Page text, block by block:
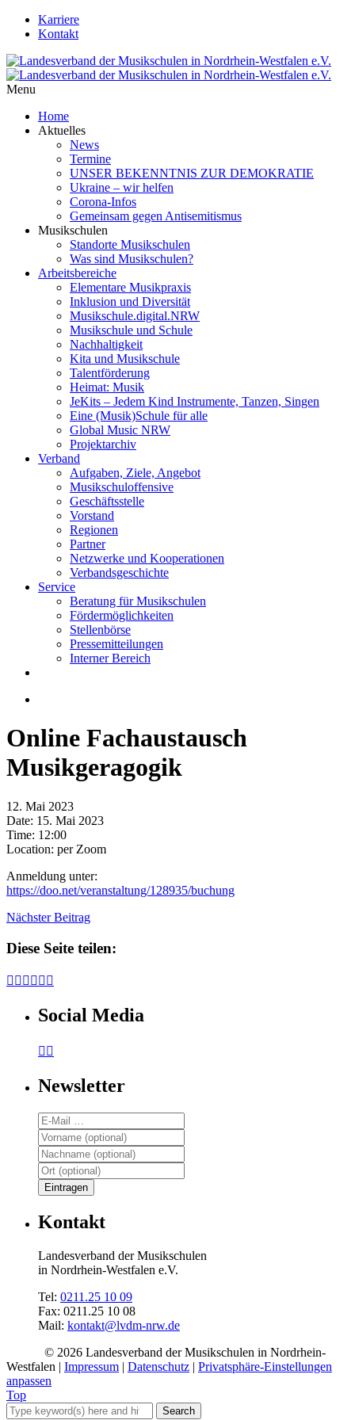
Karriere
Kontakt
Menu
Home
Aktuelles
News
Termine
UNSER BEKENNTNIS ZUR DEMOKRATIE
Ukraine – wir helfen
Corona-Infos
Gemeinsam gegen Antisemitismus
Musikschulen
Standorte Musikschulen
Was sind Musikschulen?
Arbeitsbereiche
Elementare Musikpraxis
Inklusion und Diversität
Musikschule.digital.NRW
Musikschule und Schule
Nachhaltigkeit
Kita und Musikschule
Talentförderung
Heimat: Musik
JeKits – Jedem Kind Instrumente, Tanzen, Singen
Eine (Musik)Schule für alle
Global Music NRW
Projektarchiv
Verband
Aufgaben, Ziele, Angebot
Musikschuloffensive
Geschäftsstelle
Vorstand
Regionen
Partner
Netzwerke und Kooperationen
Verbandsgeschichte
Service
Beratung für Musikschulen
Fördermöglichkeiten
Stellenbörse
Pressemitteilungen
Interner Bereich
Online Fachaustausch
Musikgeragogik
12. Mai 2023
Date: 15. Mai 2023
Time: 12:00
Location: per Zoom
Anmeldung unter:
https://doo.net/veranstaltung/128935/buchung
Nächster Beitrag
Diese Seite teilen:
     
Social Media
 
Newsletter
Kontakt
Landesverband der Musikschulen
in Nordrhein-Westfalen e.V.
Tel: 0211.25 10 09
Fax: 0211.25 10 08
Mail: kontakt@lvdm-nrw.de
© 2026 Landesverband der Musikschulen in Nordrhein-
Westfalen | Impressum | Datenschutz | Privatsphäre-Einstellungen
anpassen
Top